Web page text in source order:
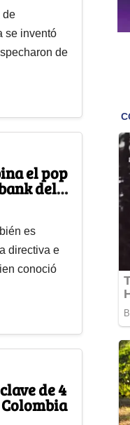
de
se inventó
de
el pop
del
es
directiva e
conoció
de 4